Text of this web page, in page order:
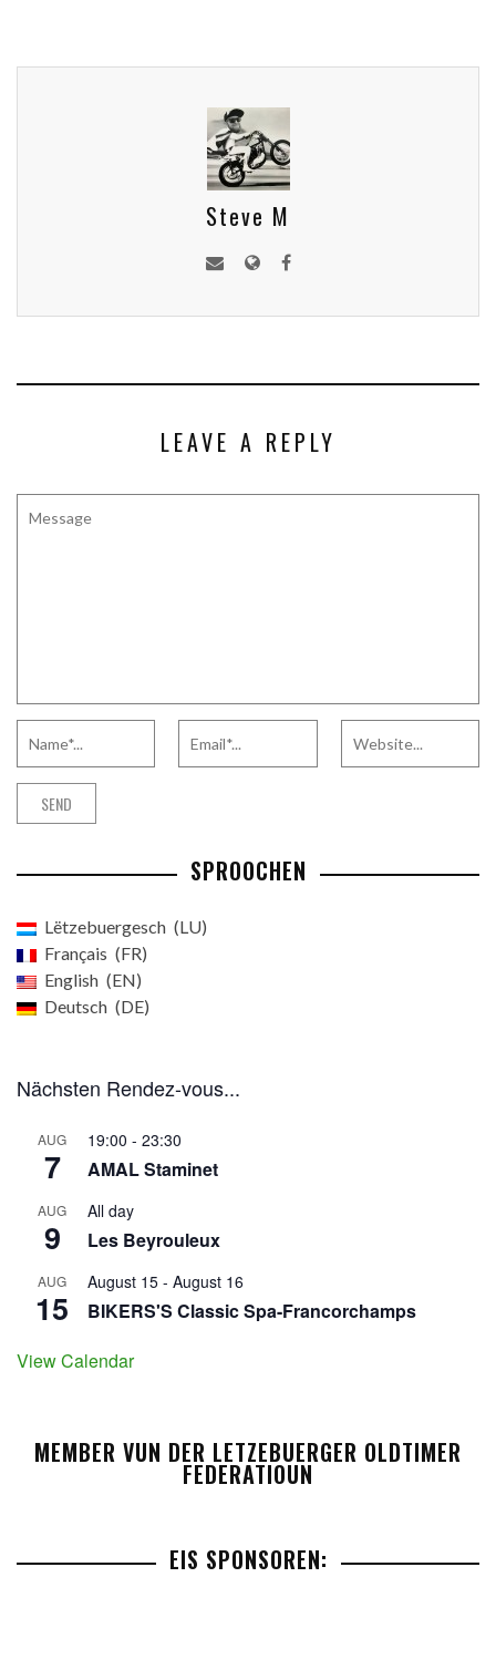
Steve M
LEAVE A REPLY
SPROOCHEN
Lëtzebuergesch
LU
Français
FR
English
EN
Deutsch
DE
Nächsten Rendez-vous...
AUG
7
19:00 - 23:30
AMAL Staminet
AUG
9
All day
Les Beyrouleux
AUG
15
August 15 - August 16
BIKERS'S Classic Spa-Francorchamps
View Calendar
MEMBER VUN DER LETZEBUERGER OLDTIMER
FEDERATIOUN
EIS SPONSOREN: